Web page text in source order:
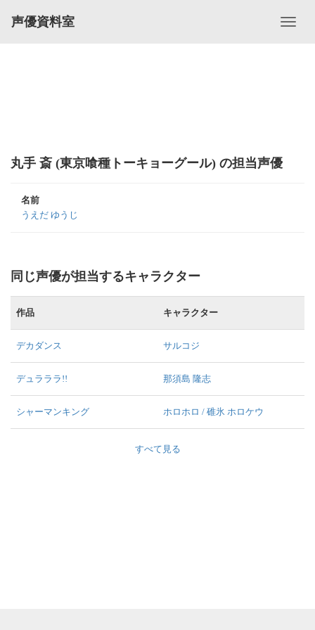
声優資料室
丸手 斎 (東京喰種トーキョーグール) の担当声優
名前
うえだ ゆうじ
同じ声優が担当するキャラクター
作品 キャラクター
デカダンス サルコジ
デュラララ!! 那須島 隆志
シャーマンキング ホロホロ / 碓氷 ホロケウ
すべて見る